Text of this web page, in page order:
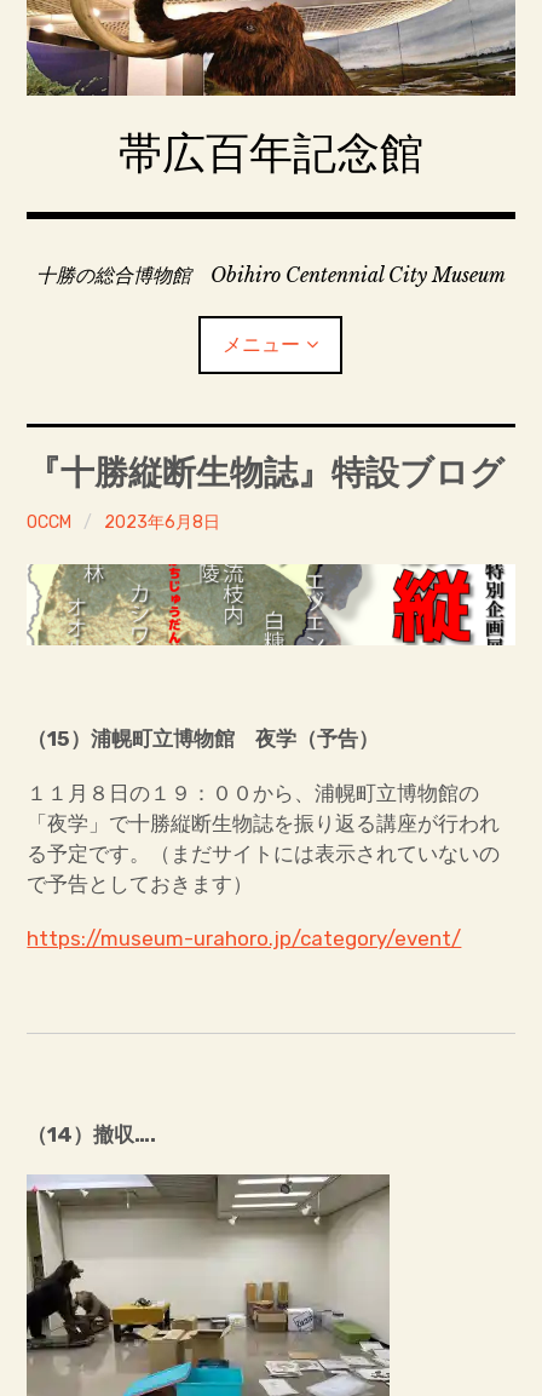
帯広百年記念館
十勝の総合博物館 Obihiro Centennial City Museum
メニュー
百年記念館常設展示
今月のイベント・年間行事予定
帯広百年記念館とは サ
ブ
メ
ニ
ュ
ー
を
展
開
創造活動センター・貸室のご案内 サ
ブ
メ
ニ
ュ
学校向け案内・博物館実習
開
当館関係の出版物
埋蔵文化財センター
『十勝縦断生物誌』特設ブログ
リンク
十勝・釧路・根室の博物館情報
帯広百年記念館資料収集方針
『十勝縦断生物誌』特設ブログ
OCCM 2023年6月8日
（15）浦幌町立博物館 夜学（予告）
１１月８日の１９：００から、浦幌町立博物館の
「夜学」で十勝縦断生物誌を振り返る講座が行われ
る予定です。（まだサイトには表示されていないの
で予告としておきます）
https://museum-urahoro.jp/category/event/
（14）撤収….